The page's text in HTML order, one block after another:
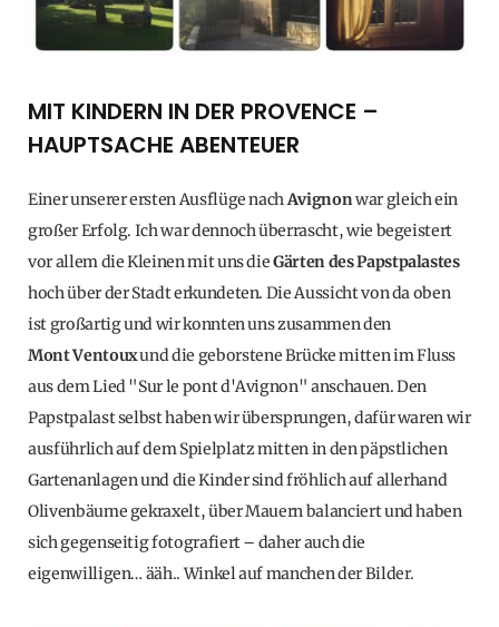
MIT KINDERN IN DER PROVENCE –
HAUPTSACHE ABENTEUER
Einer unserer ersten Ausflüge nachAvignonwar gleich ein
großer Erfolg. Ich war dennoch überrascht, wie begeistert
vor allem die Kleinen mit uns dieGärten des Papstpalastes
hoch über der Stadt erkundeten. Die Aussicht von da oben
ist großartig und wir konnten uns zusammen den
Mont Ventouxund die geborstene Brücke mitten im Fluss
aus dem Lied "Sur le pont d'Avignon" anschauen. Den
Papstpalast selbst haben wir übersprungen, dafür waren wir
ausführlich auf dem Spielplatz mitten in den päpstlichen
Gartenanlagen und die Kinder sind fröhlich auf allerhand
Olivenbäume gekraxelt, über Mauern balanciert und haben
sich gegenseitig fotografiert – daher auch die
eigenwilligen… ääh.. Winkel auf manchen der Bilder.